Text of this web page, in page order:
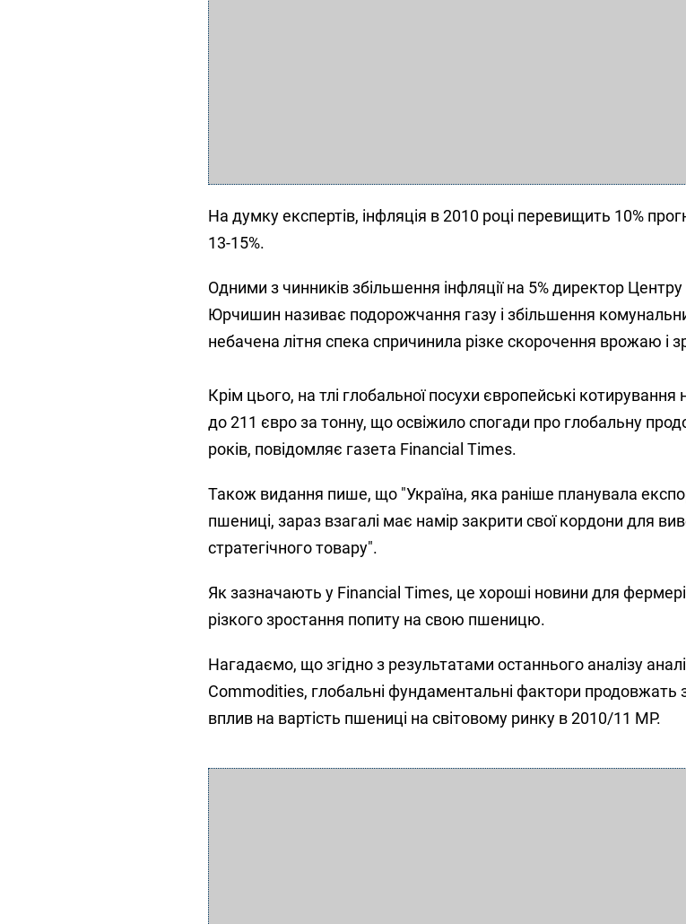
На думку експертів, інфляція в 2010 році перевищить 10%
13-15%.
Одними з чинників збільшення інфляції на 5% директор
Юрчишин називає подорожчання газу і збільшення
небачена літня спека спричинила різке скорочення врожаю і
Крім цього, на тлі глобальної посухи європейські
до 211 євро за тонну, що освіжило спогади про глобальну
років, повідомляє газета Fіnancіal Tіmes.
Також видання пише, що "Україна, яка раніше планувала
пшениці, зараз взагалі має намір закрити свої кордони для
стратегічного товару".
Як зазначають у Fіnancіal Tіmes, це хороші новини для
різкого зростання попиту на свою пшеницю.
Нагадаємо, що згідно з результатами останнього аналізу
Commodities, глобальні фундаментальні фактори продовжать
вплив на вартість пшениці на світовому ринку в 2010/11 МР.